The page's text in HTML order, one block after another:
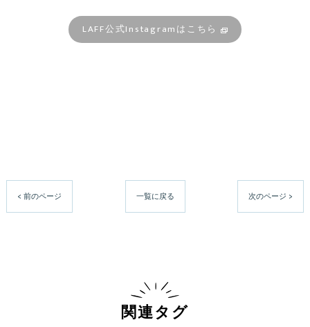
LAFF公式Instagramはこちら
< 前のページ 一覧に戻る 次のページ >
関連タグ